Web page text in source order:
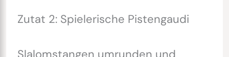
Zutat 2: Spielerische Pistengaudi